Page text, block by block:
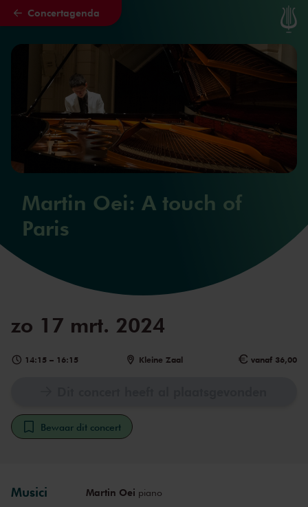
Naar hoofdcontent
Concertagenda
Martin Oei: A touch of
Paris
zo 17 mrt. 2024
14:15 – 16:15 Kleine Zaal vanaf 36,00
Bewaar dit concert
Musici Martin Oei piano